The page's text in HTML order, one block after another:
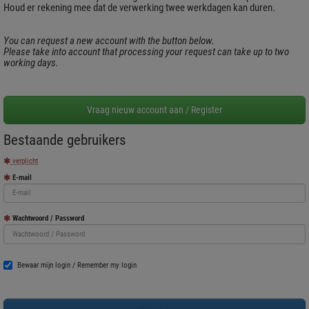
Houd er rekening mee dat de verwerking twee werkdagen kan duren.
You can request a new account with the button below.
Please take into account that processing your request can take up to two
working days.
Bestaande gebruikers
verplicht
E-mail
Wachtwoord / Password
Bewaar mijn login / Remember my login